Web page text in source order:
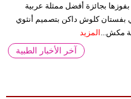
بجائزة أفضل ممثلة عربية
بفستان كلوش داكن بتصميم أنثوي
مكش...
المزيد
آخر الأخبار الطبية